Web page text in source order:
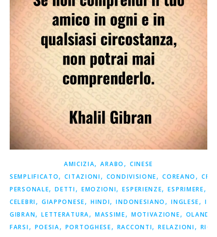
AMICIZIA,ARABO , CINESE
SEMPLIFICATO,CITAZIONI, CONDIVISIONE,COREANO ,
PERSONALE,DETTI, EMOZIONI,ESPERIENZE,ESPRIMERE,
CELEBRI, GIAPPONESE, HINDI,INDONESIANO ,INGLESE,
GIBRAN,LETTERATURA, MASSIME, MOTIVAZIONE,
FARSI, POESIA, PORTOGHESE, RACCONTI,RELAZIONI,